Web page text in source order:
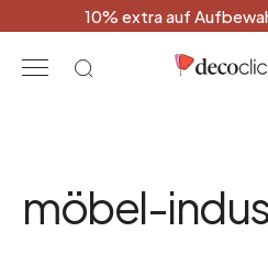
10% extra auf
möbel-